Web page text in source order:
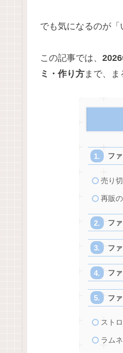
でも気になるのが「
この記事では、
ミ・作り方 まで、ま
フ
売り
再販
フ
フ
フ
フ
スト
ラム